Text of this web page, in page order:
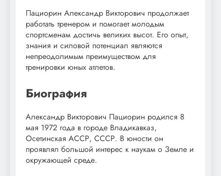
Пациорин Александр Викторович продолжает
работать тренером и помогает молодым
спортсменам достичь великих высот. Его опыт,
знания и силовой потенциал являются
непреодолимым преимуществом для
тренировки юных атлетов.
Биография
Александр Викторович Пациорин родился 8
мая 1972 года в городе Владикавказ,
Осетинская АССР, СССР. В юности он
проявлял большой интерес к наукам о Земле и
окружающей среде.